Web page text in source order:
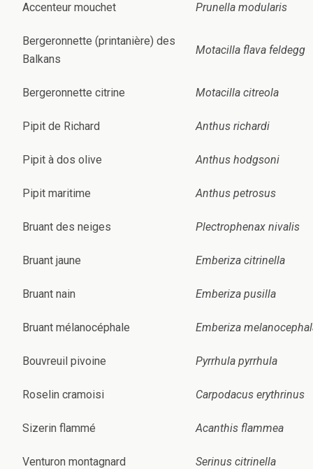
Accenteur mouchet Prunella modularis
Bergeronnette (printanière) des
Balkans
Motacilla flava feldegg
Bergeronnette citrine Motacilla citreola
Pipit de Richard Anthus richardi
Pipit à dos olive Anthus hodgsoni
Pipit maritime Anthus petrosus
Bruant des neiges Plectrophenax nivalis
Bruant jaune Emberiza citrinella
Bruant nain Emberiza pusilla
Bruant mélanocéphale Emberiza
Bouvreuil pivoine Pyrrhula pyrrhula
Roselin cramoisi Carpodacus erythrinus
Sizerin flammé Acanthis flammea
Venturon montagnard Serinus citrinella